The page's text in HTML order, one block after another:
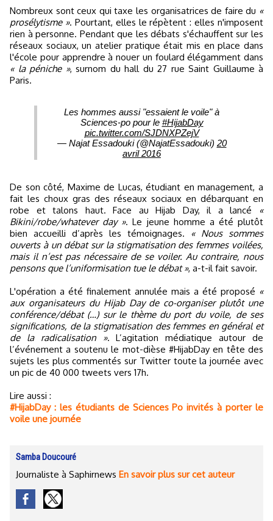
Nombreux sont ceux qui taxe les organisatrices de faire du «
prosélytisme ». Pourtant, elles le répètent : elles n'imposent
rien à personne. Pendant que les débats s'échauffent sur les
réseaux sociaux, un atelier pratique était mis en place dans
l'école pour apprendre à nouer un foulard élégamment dans
« la péniche », surnom du hall du 27 rue Saint Guillaume à
Paris.
Les hommes aussi "essaient le voile" à
Sciences-po pour le #HijabDay
pic.twitter.com/SJDNXPZejV
— Najat Essadouki (@NajatEssadouki) 20
avril 2016
De son côté, Maxime de Lucas, étudiant en management, a
fait les choux gras des réseaux sociaux en débarquant en
robe et talons haut. Face au Hijab Day, il a lancé
«
Bikini/robe/whatever day ». Le jeune homme a été plutôt
bien accueilli d’après les témoignages.
« Nous sommes
ouverts à un débat sur la stigmatisation des femmes voilées,
mais il n’est pas nécessaire de se voiler. Au contraire, nous
pensons que l’uniformisation tue le débat », a-t-il fait savoir.
L'opération a été finalement annulée mais a été proposé «
aux organisateurs du Hijab Day de co-organiser plutôt une
conférence/débat (…) sur le thème du port du voile, de ses
significations, de la stigmatisation des femmes en général et
de la radicalisation ». L’agitation médiatique autour de
l’événement a soutenu le mot-dièse #HijabDay en tête des
sujets les plus commentés sur Twitter toute la journée avec
un pic de 40 000 tweets vers 17h.
Lire aussi :
#HijabDay : les étudiants de Sciences Po invités à porter le
voile une journée
Samba Doucouré
Journaliste à Saphirnews En savoir plus sur cet auteur